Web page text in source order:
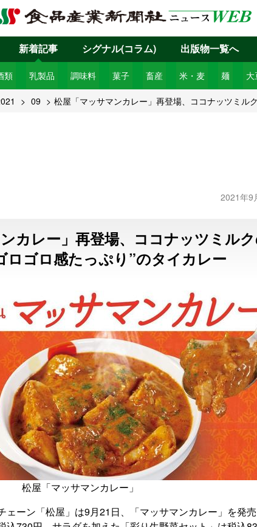
新着記事
類 乳製品 調味料 菓子 畜産 米・麦 麺 大
シグナル(コラム) 出版物一覧へ
09 松屋「マッサマンカレー」再登場、ココナッツミル
2021年9
カレー」再登場、ココナッツミル
ロゴロ感たっぷり”のタイカレー
松屋「マッサマンカレー」
ェーン「松屋」は9月21日、「マッサマンカレー」を発